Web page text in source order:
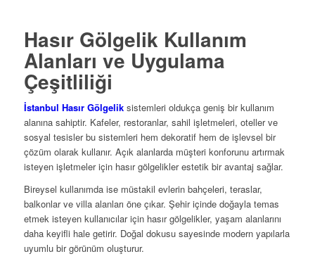
Hasır Gölgelik Kullanım
Alanları ve Uygulama
Çeşitliliği
İstanbul Hasır Gölgeliksistemleri oldukça geniş bir kullanım
alanına sahiptir. Kafeler, restoranlar, sahil işletmeleri, oteller ve
sosyal tesisler bu sistemleri hem dekoratif hem de işlevsel bir
çözüm olarak kullanır. Açık alanlarda müşteri konforunu artırmak
isteyen işletmeler için hasır gölgelikler estetik bir avantaj sağlar.
Bireysel kullanımda ise müstakil evlerin bahçeleri, teraslar,
balkonlar ve villa alanları öne çıkar. Şehir içinde doğayla temas
etmek isteyen kullanıcılar için hasır gölgelikler, yaşam alanlarını
daha keyifli hale getirir. Doğal dokusu sayesinde modern yapılarla
uyumlu bir görünüm oluşturur.